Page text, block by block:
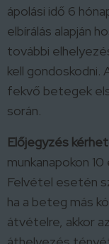
ápolási idő 6
elbírálás alapján
további
kell gondoskodni.
fekvő betegek
során.
Előjegyzés
munkanapokon
Felvétel esetén
ha a beteg más
átvételre, akkor